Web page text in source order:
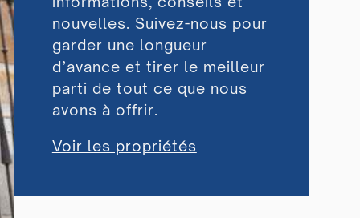
nouvelles. Suivez-nous pour
garder une longueur
d’avance et tirer le meilleur
parti de tout ce que nous
avons à offrir.
Voir les propriétés